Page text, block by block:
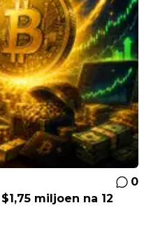
0
miljoen na 12